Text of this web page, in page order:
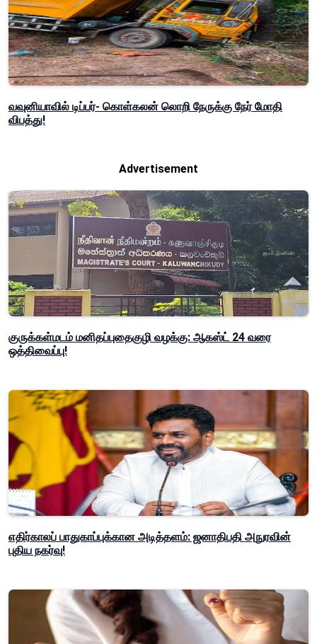
வவுனியாவில் டிப்பர்- கொள்கலன் லொறி நேருக்கு நேர் மோதி
விபத்து!
Advertisement
குருக்கள்மடம் மனிதப்புதைகுழி வழக்கு: ஆகஸ்ட் 24 வரை
ஒத்திவைப்பு!
எதிர்காலப் பாதுகாப்புக்கான அடித்தளம்: ஜனாதிபதி அநுரவின்
புதிய நகர்வு!